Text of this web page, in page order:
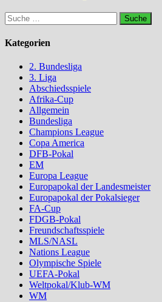
Suche
nach:
Kategorien
2. Bundesliga
3. Liga
Abschiedsspiele
Afrika-Cup
Allgemein
Bundesliga
Champions League
Copa America
DFB-Pokal
EM
Europa League
Europapokal der Landesmeister
Europapokal der Pokalsieger
FA-Cup
FDGB-Pokal
Freundschaftsspiele
MLS/NASL
Nations League
Olympische Spiele
UEFA-Pokal
Weltpokal/Klub-WM
WM